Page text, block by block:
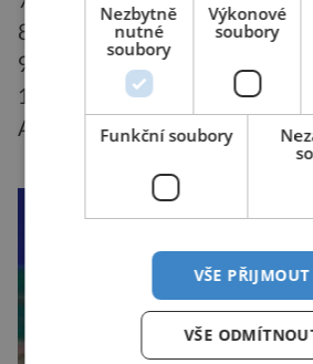
8. Německo (17)
9. Indie (16)
10. Ukrajina (15)
Autor: Martin Janda
Nezbytně
nutné
soubory
Výkonové
soubory
Funkční soubory
VŠE PŘIJMOUT
VŠE